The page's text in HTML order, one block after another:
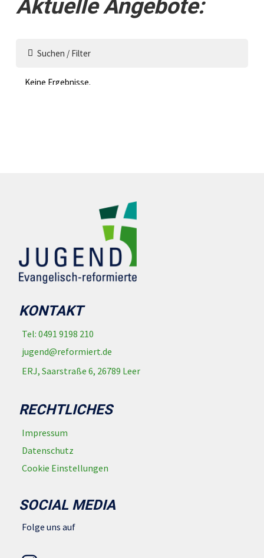
Aktuelle Angebote:
Suchen / Filter
Keine Ergebnisse.
KONTAKT
Tel: 0491 9198 210
jugend@reformiert.de
ERJ, Saarstraße 6, 26789 Leer
RECHTLICHES
Impressum
Datenschutz
Cookie Einstellungen
SOCIAL MEDIA
Folge uns auf